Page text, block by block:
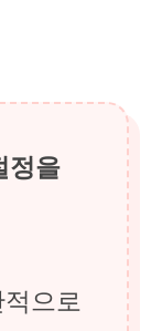
정을
으로